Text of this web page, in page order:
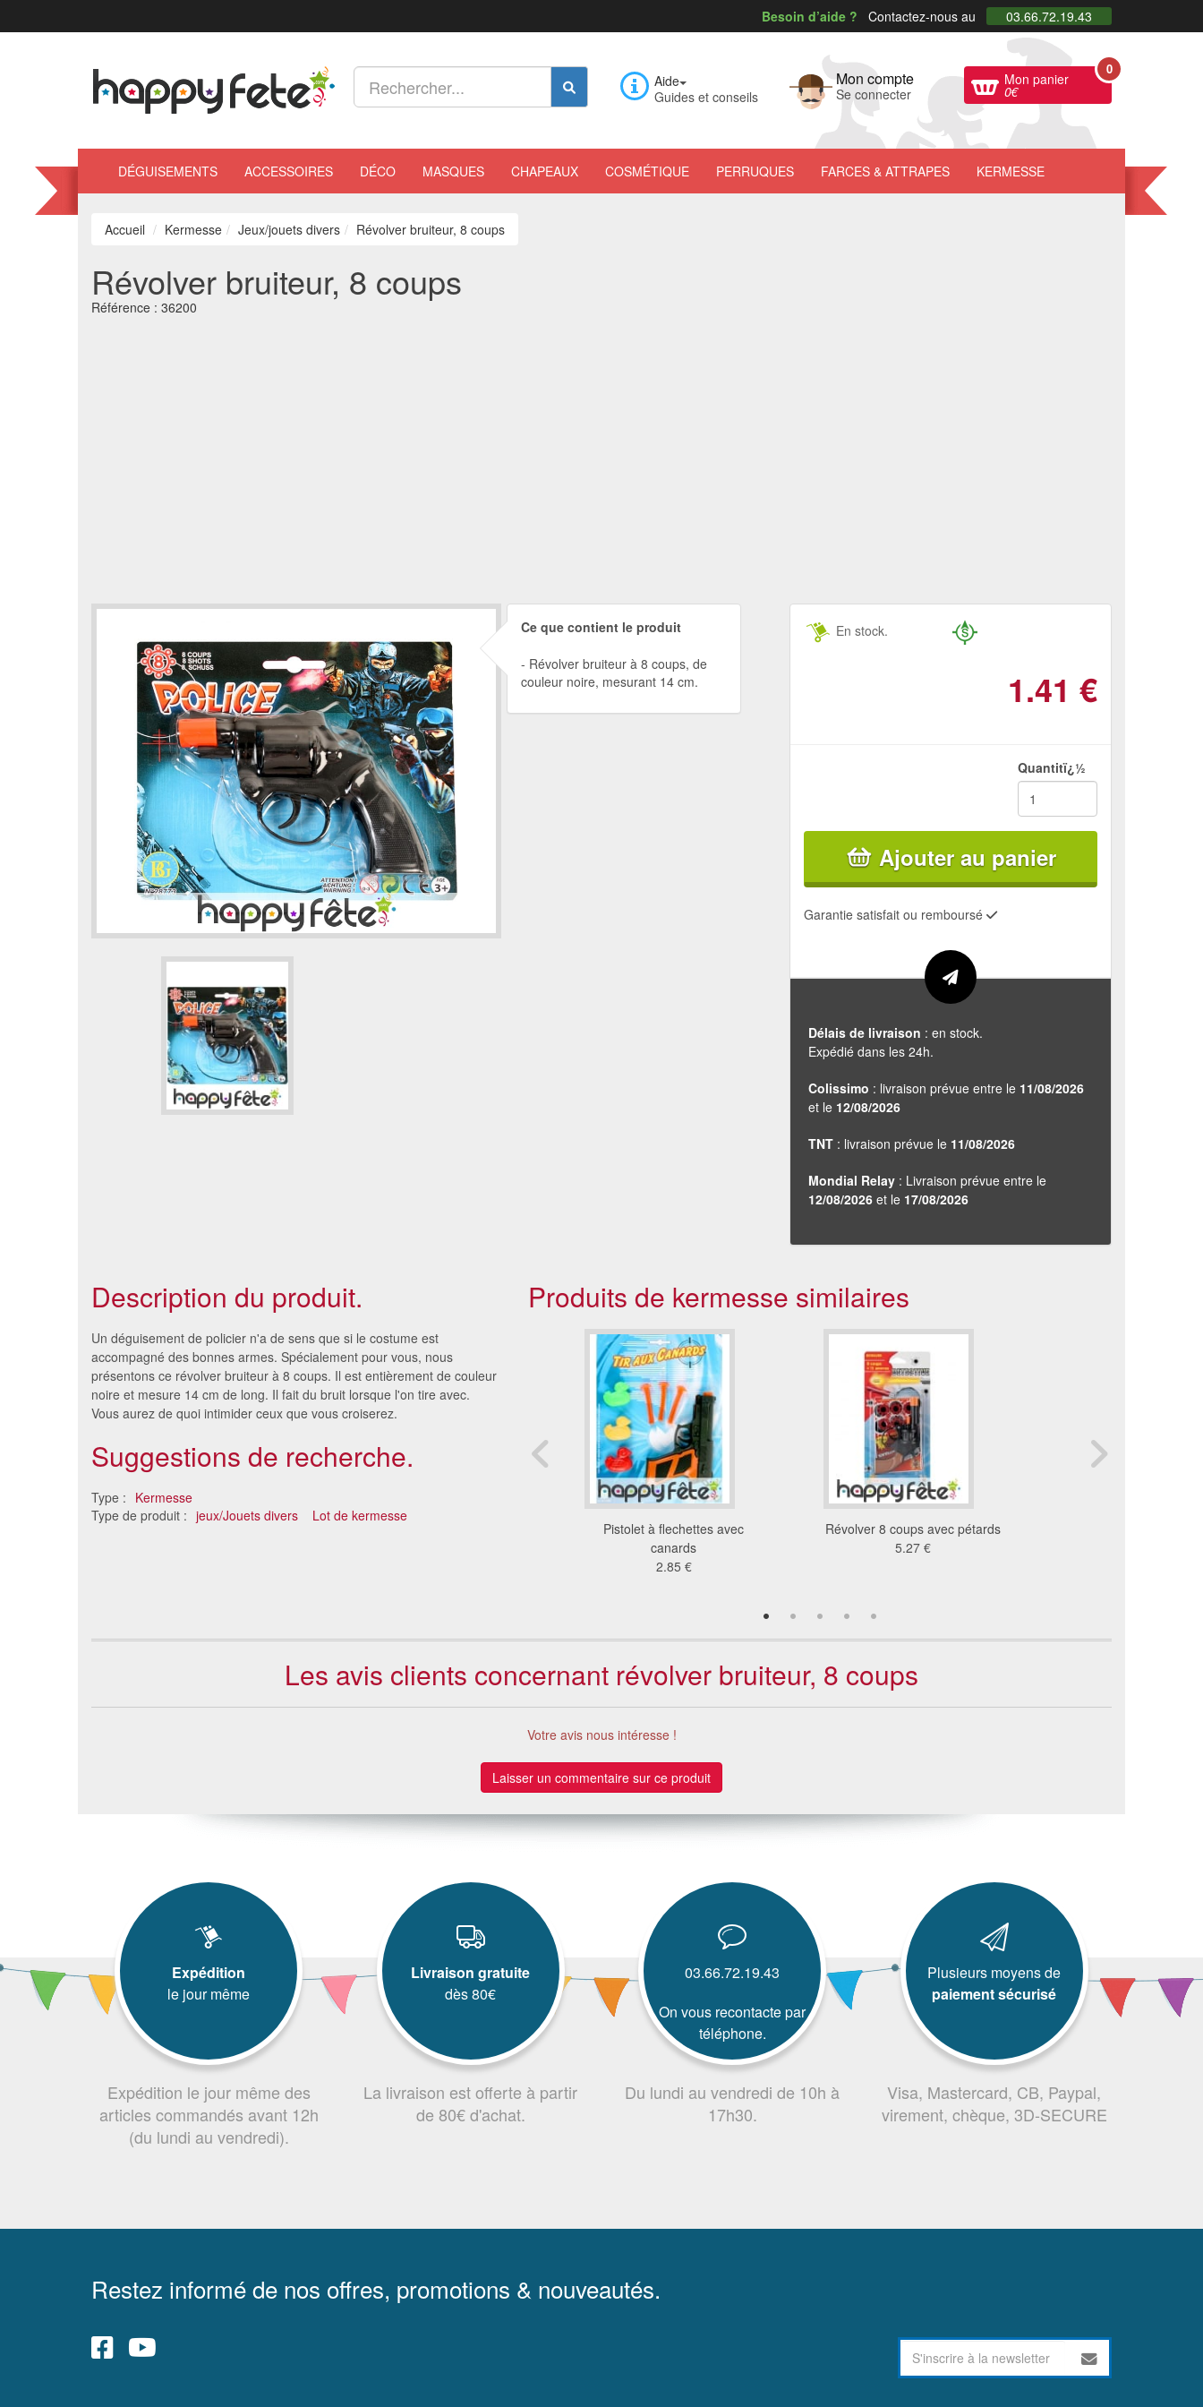
Besoin d’aide ? Contactez-nous au 03.66.72.19.43
Aide
Guides et conseils
Mon compte
Se connecter
Mon panier
0€
0
DÉGUISEMENTS ACCESSOIRES DÉCO MASQUES CHAPEAUX COSMÉTIQUE PERRUQUES FARCES & ATTRAPES KERMESSE
Accueil Kermesse Jeux/jouets divers Révolver bruiteur, 8 coups
Révolver bruiteur, 8 coups
Référence : 36200
Ce que contient le produit
Révolver bruiteur à 8 coups, de
couleur noire, mesurant 14 cm.
En stock.
1.41 €
Quantitï¿½
Ajouter au panier
Garantie satisfait ou remboursé
Délais de livraison : en stock.
Expédié dans les 24h.
Colissimo : livraison prévue entre le 11/08/2026
et le 12/08/2026
TNT : livraison prévue le 11/08/2026
Mondial Relay : Livraison prévue entre le
12/08/2026 et le 17/08/2026
Description du produit.
Un déguisement de policier n'a de sens que si le costume est
accompagné des bonnes armes. Spécialement pour vous, nous
présentons ce révolver bruiteur à 8 coups. Il est entièrement de couleur
noire et mesure 14 cm de long. Il fait du bruit lorsque l'on tire avec.
Vous aurez de quoi intimider ceux que vous croiserez.
Suggestions de recherche.
Type : Kermesse
Type de produit : jeux/Jouets divers Lot de kermesse
Produits de kermesse similaires
Pistolet mitraillette bruiteur
Pistolet à flechettes avec
canards
2.85 €
Révolver 8 coups avec pétards
5.27 €
Les avis clients concernant révolver bruiteur, 8 coups
Votre avis nous intéresse !
Laisser un commentaire sur ce produit
Expédition
le jour même
Expédition le jour même des
articles commandés avant 12h
(du lundi au vendredi).
Livraison gratuite
dès 80€
La livraison est offerte à partir
de 80€ d'achat.
03.66.72.19.43
On vous recontacte par
téléphone.
Du lundi au vendredi de 10h à
17h30.
Plusieurs moyens de
paiement sécurisé
Visa, Mastercard, CB, Paypal,
virement, chèque, 3D-SECURE
Restez informé de nos offres, promotions & nouveautés.